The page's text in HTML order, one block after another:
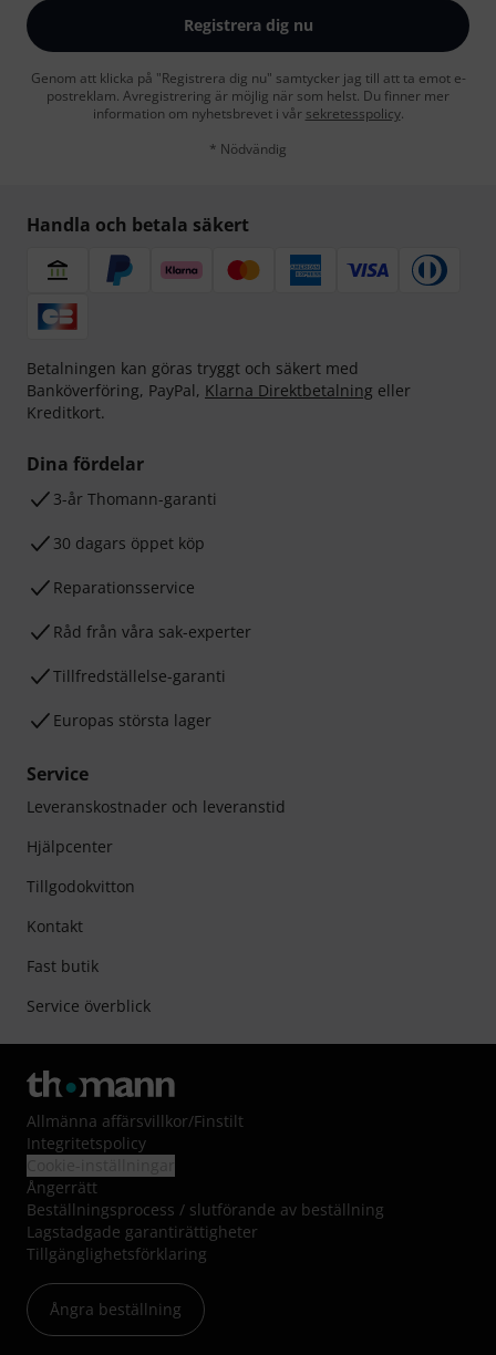
Registrera dig nu
Genom att klicka på "Registrera dig nu" samtycker jag till att ta emot e-
postreklam. Avregistrering är möjlig när som helst. Du finner mer
information om nyhetsbrevet i vår sekretesspolicy.
* Nödvändig
Handla och betala säkert
Betalningen kan göras tryggt och säkert med
Banköverföring, PayPal, Klarna Direktbetalning eller
Kreditkort.
Dina fördelar
3-år Thomann-garanti
30 dagars öppet köp
Reparationsservice
Råd från våra sak-experter
Tillfredställelse-garanti
Europas största lager
Service
Leveranskostnader och leveranstid
Hjälpcenter
Tillgodokvitton
Kontakt
Fast butik
Service överblick
Allmänna affärsvillkor/Finstilt
Integritetspolicy
Ångerrätt
Beställningsprocess / slutförande av beställning
Lagstadgade garantirättigheter
Tillgänglighetsförklaring
Ångra beställning